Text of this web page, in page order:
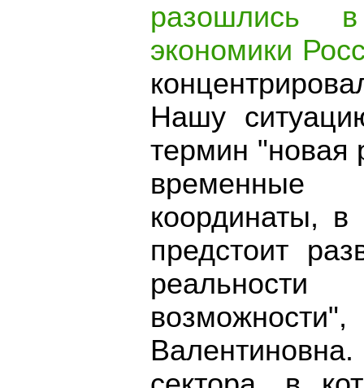
разошлись
экономики
Нашу
термин "новая
координаты,
предстоит